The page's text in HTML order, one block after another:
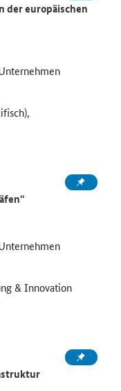
der europäischen
“
& Innovation